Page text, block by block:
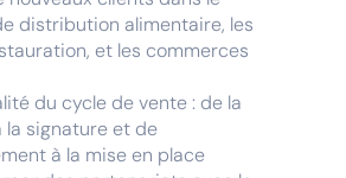
distribution alimentaire, les
et les commerces
du cycle de vente : de la
signature et de
à la mise en place